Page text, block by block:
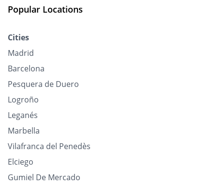
Popular Locations
Cities
Madrid
Barcelona
Pesquera de Duero
Logroño
Leganés
Marbella
Vilafranca del Penedès
Elciego
Gumiel De Mercado